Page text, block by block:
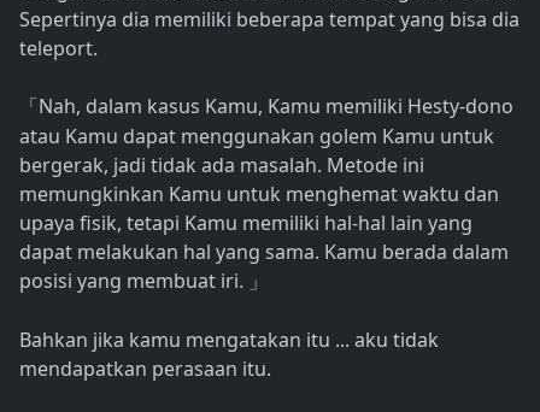
Sepertinya dia memiliki beberapa tempat yang bisa dia
teleport.
「 Nah, dalam kasus Kamu, Kamu memiliki Hesty-dono
atau Kamu dapat menggunakan golem Kamu untuk
bergerak, jadi tidak ada masalah. Metode ini
memungkinkan Kamu untuk menghemat waktu dan
upaya fisik, tetapi Kamu memiliki hal-hal lain yang
dapat melakukan hal yang sama. Kamu berada dalam
posisi yang membuat iri.
」
Bahkan jika kamu mengatakan itu ... aku tidak
mendapatkan perasaan itu.